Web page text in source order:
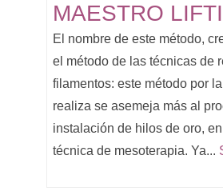
MAESTRO
El nombre de este método,
el método de las técnicas de
filamentos: este método por
realiza se asemeja más al
instalación de hilos de oro,
técnica de mesoterapia. Ya...